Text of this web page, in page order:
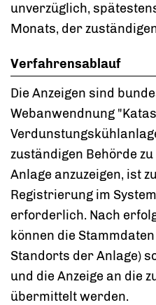
unverzüglich,
Monats, der
Verfahrensablauf
Die Anzeigen sind
Webanwendnung
zuständigen Behörde
Anlage anzuzeigen, ist
Registrierung im
erforderlich. Nach
können die
Standorts der Anlage)
und die Anzeige an die
übermittelt werden.